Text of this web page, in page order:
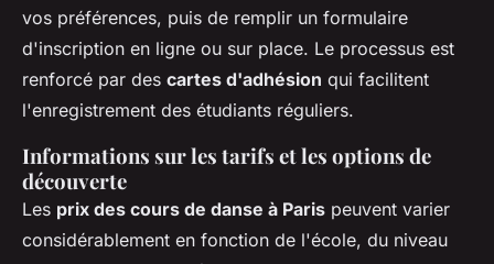
vos préférences, puis de remplir un formulaire
d'inscription en ligne ou sur place. Le processus est
renforcé par des cartes d'adhésion qui facilitent
l'enregistrement des étudiants réguliers.
Informations sur les tarifs et les options de
découverte
Les prix des cours de danse à Paris peuvent varier
considérablement en fonction de l'école, du niveau